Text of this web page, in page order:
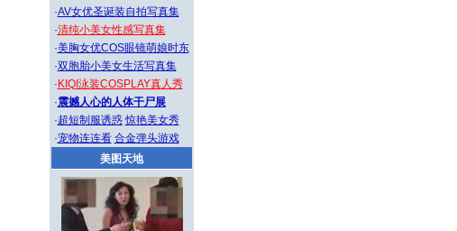
·AV女优圣诞装自拍写真集
·清纯小美女性感写真集
·美胸女优COS眼镜萌娘时东
·双胞胎小美女生活写真集
· KIQI泳装COSPLAY真人秀
·震撼人心的人体干尸展
·超短制服诱惑 惊艳美女秀
·宠物连连看 合金弹头游戏
美图天地